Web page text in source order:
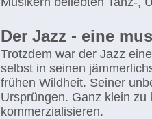
Der Jazz - eine
Trotzdem war der Jazz
selbst in seinen
frühen Wildheit. Seiner
Ursprüngen. Ganz klein
kommerzialisieren.